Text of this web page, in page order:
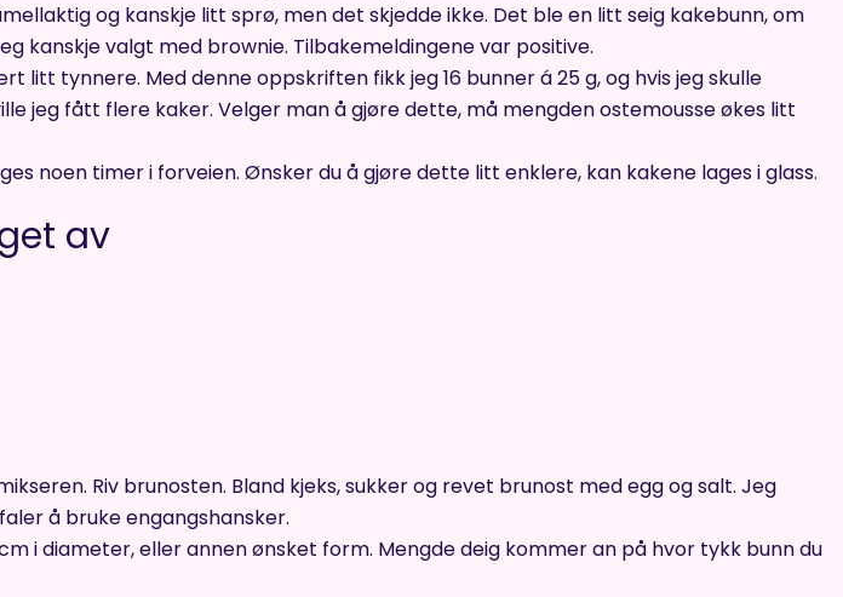
og kanskje litt sprø, men det skjedde ikke. Det ble en litt seig kakebunn, om
kanskje valgt med brownie. Tilbakemeldingene var positive.
litt tynnere. Med denne oppskriften fikk jeg 16 bunner á 25 g, og hvis jeg skulle
jeg fått flere kaker. Velger man å gjøre dette, må mengden ostemousse økes litt
noen timer i forveien. Ønsker du å gjøre dette litt enklere, kan kakene lages i glass.
av
Riv brunosten. Bland kjeks, sukker og revet brunost med egg og salt. Jeg
å bruke engangshansker.
i diameter, eller annen ønsket form. Mengde deig kommer an på hvor tykk bunn du